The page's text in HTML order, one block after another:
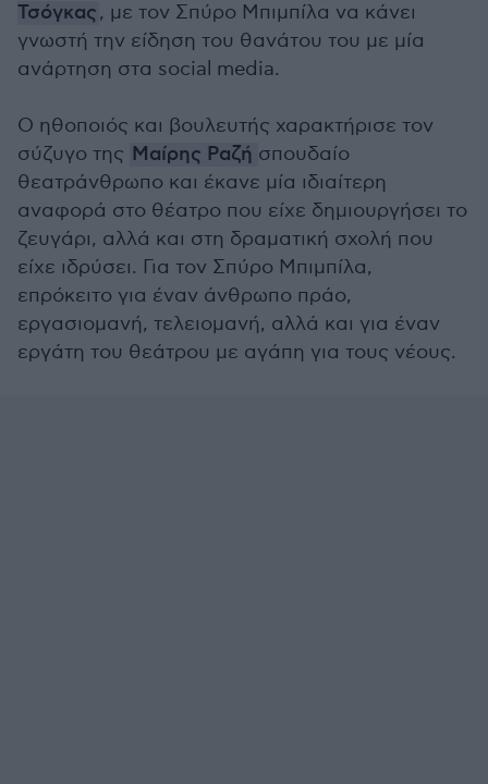
Τσόγκας, με τον Σπύρο Μπιμπίλα να κάνει
γνωστή την είδηση του θανάτου του με μία
ανάρτηση στα social media.
Ο ηθοποιός και βουλευτής χαρακτήρισε τον
σύζυγο της Μαίρης Ραζή σπουδαίο
θεατράνθρωπο και έκανε μία ιδιαίτερη
αναφορά στο θέατρο που είχε δημιουργήσει το
ζευγάρι, αλλά και στη δραματική σχολή που
είχε ιδρύσει. Για τον Σπύρο Μπιμπίλα,
επρόκειτο για έναν άνθρωπο πράο,
εργασιομανή, τελειομανή, αλλά και για έναν
εργάτη του θεάτρου με αγάπη για τους νέους.